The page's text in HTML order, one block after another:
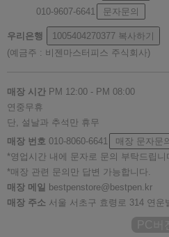
010-9607-6641
문자문의
우리은행 1005404270377 복사하기
(예금주 : 비젠마스터피스 주식회사)
매장 시간 PM 12:00 - PM 08:00
연중무휴
단, 설날과 추석만 휴무
매장 번호 010-8060-6641
매장 문자문의
*영업시간 내에 문자로 문의 부탁드립니
*매장 관련 문의만 답변 가능합니다.
매장 메일 bestpenstore@bestpen.kr
매장 주소 서울 서초구 효령로 314 연운